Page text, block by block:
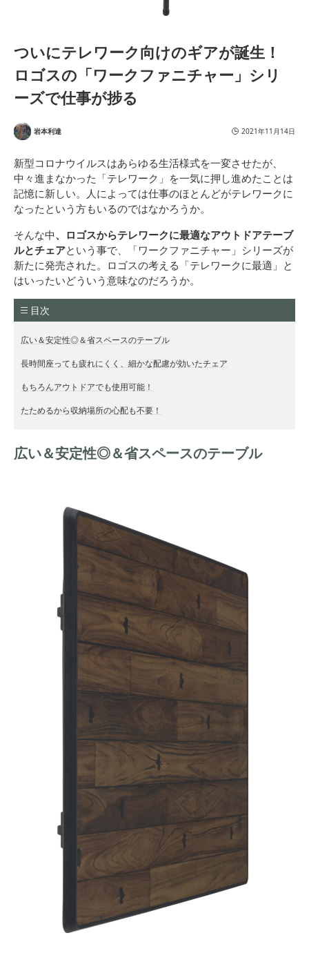
ついにテレワーク向けのギアが誕生！
ロゴスの「ワークファニチャー」シリ
ーズで仕事が捗る
岩本利達 2021年11月14日
新型コロナウイルスはあらゆる生活様式を一変させたが、
中々進まなかった「テレワーク」を一気に押し進めたことは
記憶に新しい。人によっては仕事のほとんどがテレワークに
なったという方もいるのではなかろうか。
そんな中、ロゴスからテレワークに最適なアウトドアテーブ
ルとチェアという事で、「ワークファニチャー」シリーズが
新たに発売された。ロゴスの考える「テレワークに最適」と
はいったいどういう意味なのだろうか。
目次
広い＆安定性◎＆省スペースのテーブル
長時間座っても疲れにくく、細かな配慮が効いたチェア
もちろんアウトドアでも使用可能！
たためるから収納場所の心配も不要！
広い＆安定性◎＆省スペースのテーブル